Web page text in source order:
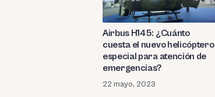
Airbus H145: ¿Cuánto
cuesta el nuevo helicóptero
especial para atención de
emergencias?
22 mayo, 2023